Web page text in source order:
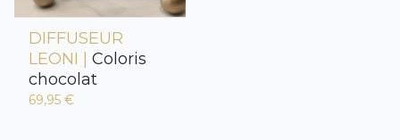
DIFFUSEUR
LEONI | Coloris
chocolat
69,95 €